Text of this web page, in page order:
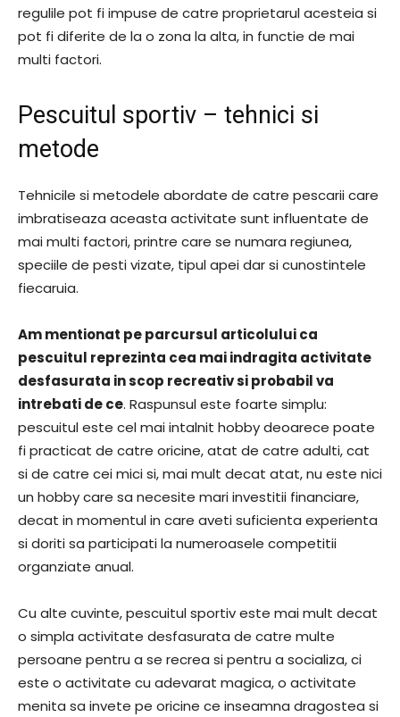
regulile pot fi impuse de catre proprietarul acesteia si
pot fi diferite de la o zona la alta, in functie de mai
multi factori.
Pescuitul sportiv – tehnici si
metode
Tehnicile si metodele abordate de catre pescarii care
imbratiseaza aceasta activitate sunt influentate de
mai multi factori, printre care se numara regiunea,
speciile de pesti vizate, tipul apei dar si cunostintele
fiecaruia.
Am mentionat pe parcursul articolului ca
pescuitul reprezinta cea mai indragita activitate
desfasurata in scop recreativ si probabil va
intrebati de ce. Raspunsul este foarte simplu:
pescuitul este cel mai intalnit hobby deoarece poate
fi practicat de catre oricine, atat de catre adulti, cat
si de catre cei mici si, mai mult decat atat, nu este nici
un hobby care sa necesite mari investitii financiare,
decat in momentul in care aveti suficienta experienta
si doriti sa participati la numeroasele competitii
organziate anual.
Cu alte cuvinte, pescuitul sportiv este mai mult decat
o simpla activitate desfasurata de catre multe
persoane pentru a se recrea si pentru a socializa, ci
este o activitate cu adevarat magica, o activitate
menita sa invete pe oricine ce inseamna dragostea si